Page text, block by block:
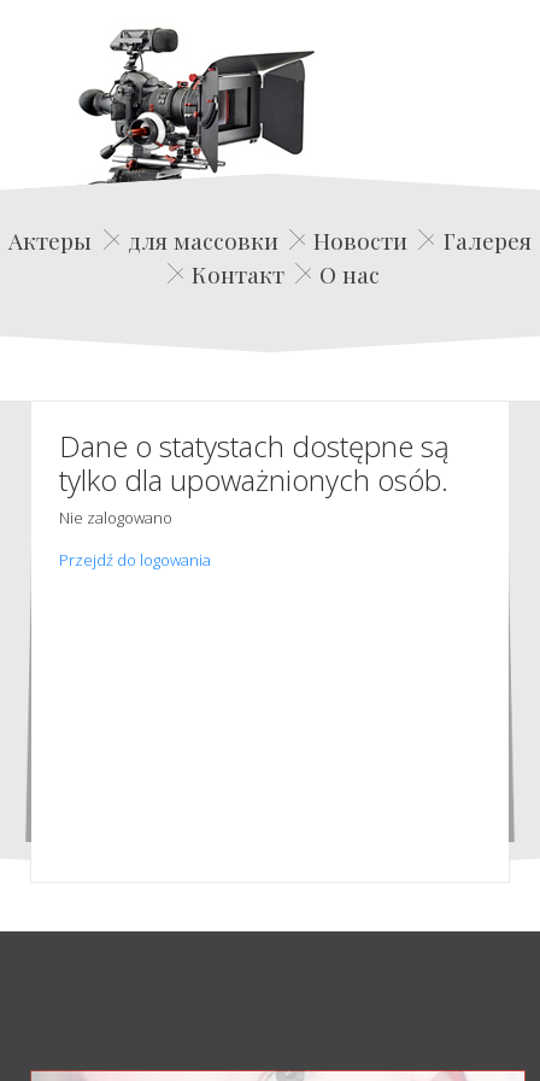
Edwin Film Agencja Aktorska
Актеры для массовки Новости
Галерея
Контакт
О нас
Dane o statystach dostępne są
tylko dla upoważnionych osób.
Nie zalogowano
Przejdź do logowania